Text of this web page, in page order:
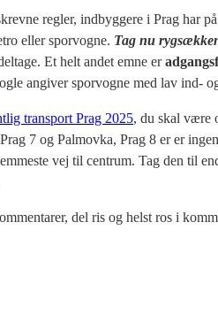
regler, indbyggere i Prag har
eller sporvogne. Tag nu
Et helt andet emne er
angiver sporvogne med lav ind-
transport Prag 2025, du skal være
7 og Palmovka, Prag 8 er er
vej til centrum. Tag den til
del ris og helst ros i